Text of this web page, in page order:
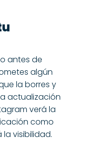
antes de
algún
la borres y
actualización
verá la
como
visibilidad.